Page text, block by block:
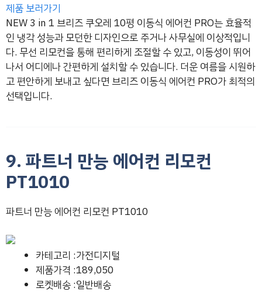
제품 보러가기
NEW 3 in 1 브리즈 쿠오레 10평 이동식 에어컨 PRO는 효율적
인 냉각 성능과 모던한 디자인으로 주거나 사무실에 이상적입니
다. 무선 리모컨을 통해 편리하게 조절할 수 있고, 이동성이 뛰어
나서 어디에나 간편하게 설치할 수 있습니다. 더운 여름을 시원하
고 편안하게 보내고 싶다면 브리즈 이동식 에어컨 PRO가 최적의
선택입니다.
9. 파트너 만능 에어컨 리모컨
PT1010
파트너 만능 에어컨 리모컨 PT1010
카테고리 :가전디지털
제품가격 :189,050
로켓배송 :일반배송